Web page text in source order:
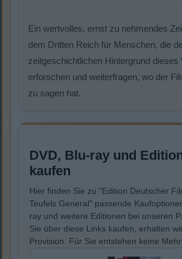
Ein wertvolles, ernst zu nehmendes
dem Dritten Reich für Menschen, die
zeitgeschichtlichen Hintergrund dieses
erforschen und weiterfragen, wo der
zu sagen hat.
DVD, Blu-ray und
kaufen
Hier finden Sie zu "Edition Deutscher
Teufels General" passende
ray und weitere Editionen bei unseren
Sie über diese Links kaufen, erhalten
Provision. Für Sie entstehen keine